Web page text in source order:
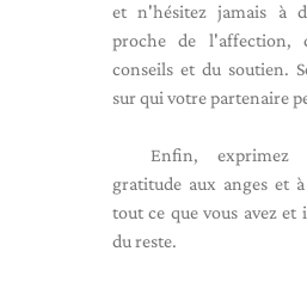
et n'hésitez jamais à
proche de l'affection,
conseils et du soutien.
sur qui votre partenaire
Enfin, exprimez
gratitude aux anges et
tout ce que vous avez et
du reste.